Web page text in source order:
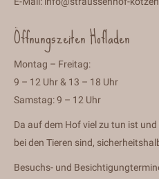
Öffnungszeiten Hofladen
Montag – Freitag:
9 – 12 Uhr & 13 – 18 Uhr
Samstag: 9 – 12 Uhr
Da auf dem Hof viel zu tun ist
bei den Tieren sind,
Besuchs- und